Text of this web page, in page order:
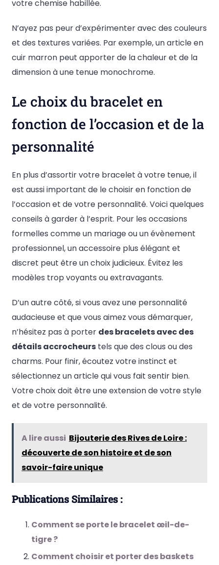
votre chemise habillée.
N’ayez pas peur d’expérimenter avec des couleurs
et des textures variées. Par exemple, un article en
cuir marron peut apporter de la chaleur et de la
dimension à une tenue monochrome.
Le choix du bracelet en
fonction de l’occasion et de la
personnalité
En plus d’assortir votre bracelet à votre tenue, il
est aussi important de le choisir en fonction de
l’occasion et de votre personnalité. Voici quelques
conseils à garder à l’esprit. Pour les occasions
formelles comme un mariage ou un évènement
professionnel, un accessoire plus élégant et
discret peut être un choix judicieux. Évitez les
modèles trop voyants ou extravagants.
D’un autre côté, si vous avez une personnalité
audacieuse et que vous aimez vous démarquer,
n’hésitez pas à porter des bracelets avec des
détails accrocheurs tels que des clous ou des
charms. Pour finir, écoutez votre instinct et
sélectionnez un article qui vous fait sentir bien.
Votre choix doit être une extension de votre style
et de votre personnalité.
A lire aussi Bijouterie des Rives de Loire :
découverte de son histoire et de son
savoir-faire unique
Publications Similaires :
Comment se porte le bracelet œil-de-
tigre ?
Comment choisir et porter des baskets